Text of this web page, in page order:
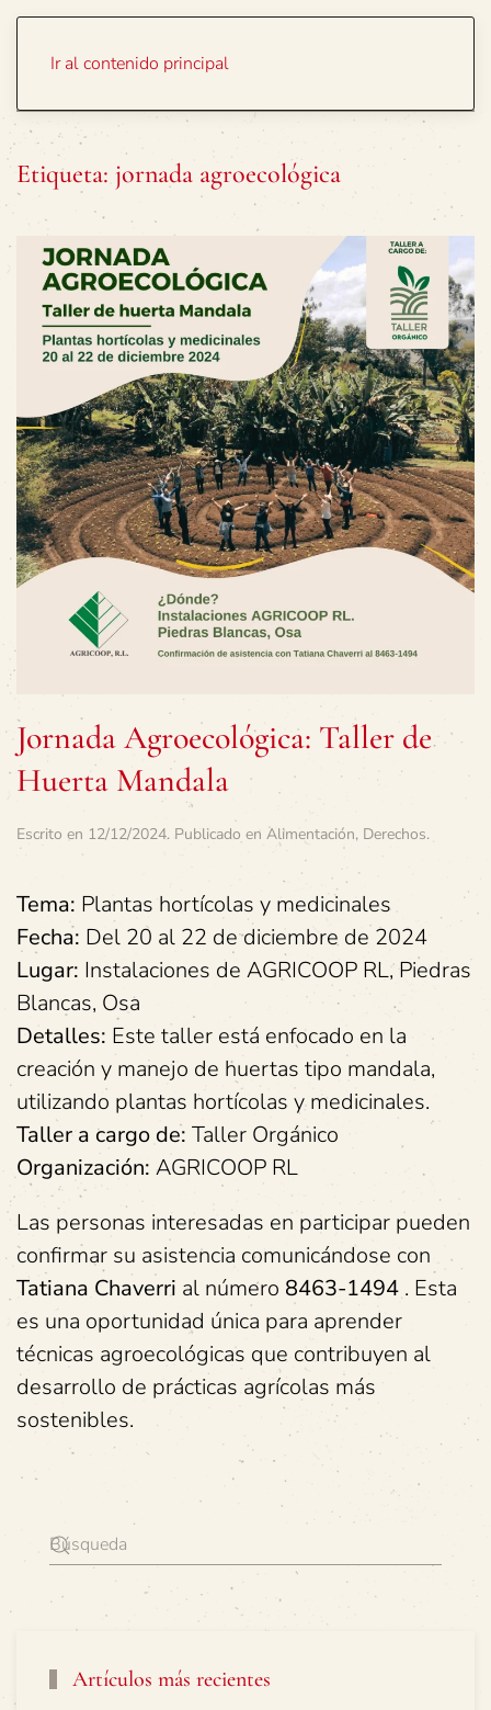
Ir al contenido principal
Etiqueta: jornada agroecológica
Jornada Agroecológica: Taller de
Huerta Mandala
Escrito en 12/12/2024. Publicado en Alimentación, Derechos.
Tema: Plantas hortícolas y medicinales
Fecha: Del 20 al 22 de diciembre de 2024
Lugar: Instalaciones de AGRICOOP RL, Piedras
Blancas, Osa
Detalles: Este taller está enfocado en la
creación y manejo de huertas tipo mandala,
utilizando plantas hortícolas y medicinales.
Taller a cargo de: Taller Orgánico
Organización: AGRICOOP RL
Las personas interesadas en participar pueden
confirmar su asistencia comunicándose con
Tatiana Chaverri al número 8463-1494 . Esta
es una oportunidad única para aprender
técnicas agroecológicas que contribuyen al
desarrollo de prácticas agrícolas más
sostenibles.
Artículos más recientes